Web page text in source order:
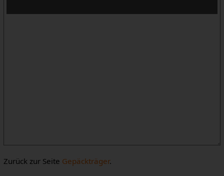
Zurück zur Seite Gepäckträger.